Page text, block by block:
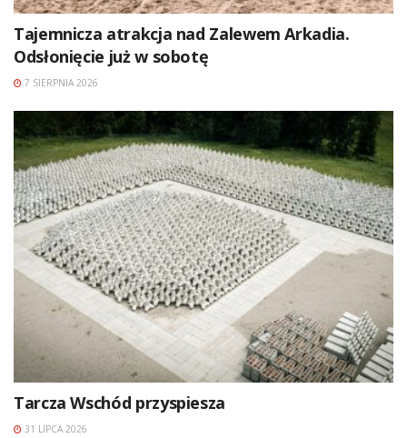
Tajemnicza atrakcja nad Zalewem Arkadia.
Odsłonięcie już w sobotę
7 SIERPNIA 2026
Tarcza Wschód przyspiesza
31 LIPCA 2026